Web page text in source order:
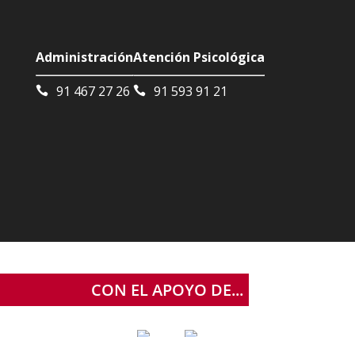
Administración
91 467 27 26
Atención Psicológica
91 593 91 21
CON EL APOYO DE...